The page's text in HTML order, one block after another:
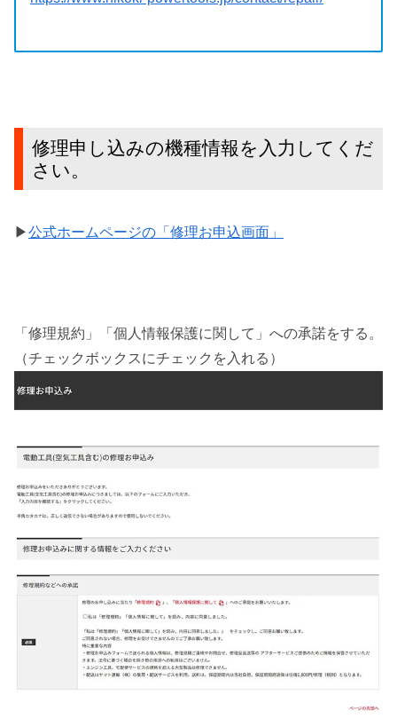
修理申し込みの機種情報を入力してくだ
さい。
▶公式ホームページの「修理お申込画面」
「修理規約」「個人情報保護に関して」への承諾をする。
（チェックボックスにチェックを入れる）